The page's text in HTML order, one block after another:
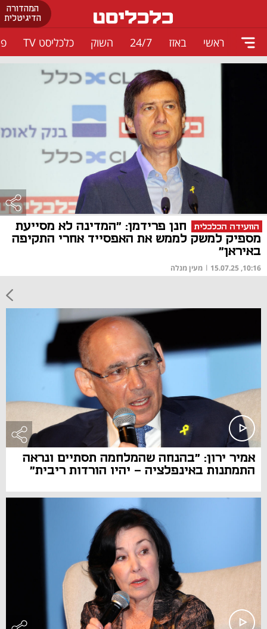
המהדורה
הדיגיטלית
ראשי באזז 24/7 השוק כלכליסט TV
הוועידה הכלכלית
חנן פרידמן: "המדינה לא מסייעת
מספיק למשק לממש את האפסייד אחרי התקיפה
באיראן"
10:16, 15.07.25
| מעין מנלה
אמיר ירון: "בהנחה שהמלחמה תסתיים ונראה
התמתנות באינפלציה - יהיו הורדות ריבית"